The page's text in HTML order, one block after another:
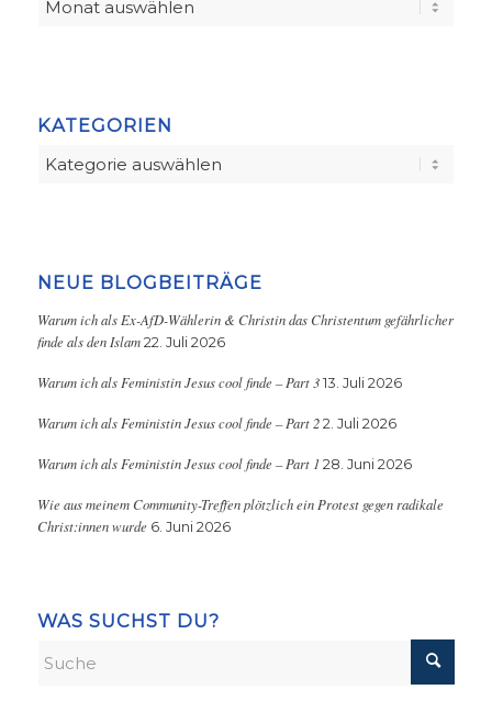
KATEGORIEN
Kategorien
NEUE BLOGBEITRÄGE
Warum ich als Ex-AfD-Wählerin & Christin das Christentum gefährlicher
finde als den Islam 22. Juli 2026
Warum ich als Feministin Jesus cool finde – Part 3 13. Juli 2026
Warum ich als Feministin Jesus cool finde – Part 2 2. Juli 2026
Warum ich als Feministin Jesus cool finde – Part 1 28. Juni 2026
Wie aus meinem Community-Treffen plötzlich ein Protest gegen radikale
Christ:innen wurde 6. Juni 2026
WAS SUCHST DU?